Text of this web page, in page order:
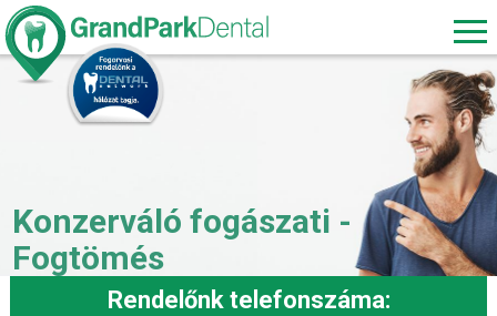
Konzerváló fogászati -
Fogtömés
Rendelőnk telefonszáma: